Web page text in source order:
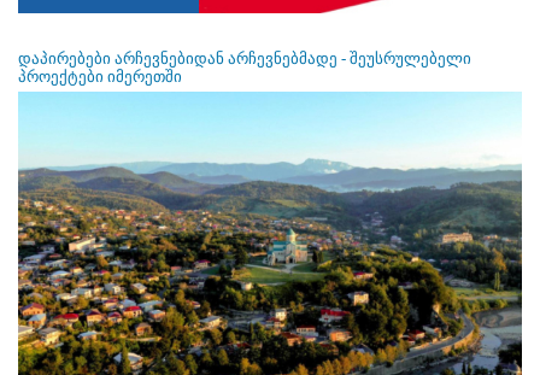
დაპირებები არჩევნებიდან არჩევნებმადე - შეუსრულებელი
პროექტები იმერეთში